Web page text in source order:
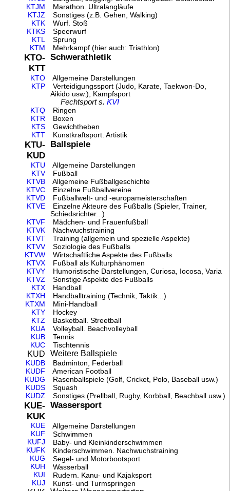
KTJM
Marathon. Ultralangläufe
KTJZ
Sonstiges (z.B. Gehen, Walking)
KTK
Wurf. Stoß
KTKS
Speerwurf
KTL
Sprung
KTM
Mehrkampf (hier auch: Triathlon)
KTO-
KTT
Schwerathletik
KTO
Allgemeine Darstellungen
KTP
Verteidigungssport (Judo, Karate, Taekwon-Do,
Aikido usw.), Kampfsport
Fechtsport s.KVI
KTQ
Ringen
KTR
Boxen
KTS
Gewichtheben
KTT
Kunstkraftsport. Artistik
KTU-
KUD
Ballspiele
KTU
Allgemeine Darstellungen
KTV
Fußball
KTVB
Allgemeine Fußballgeschichte
KTVC
Einzelne Fußballvereine
KTVD
Fußballwelt- und -europameisterschaften
KTVE
Einzelne Akteure des Fußballs (Spieler, Trainer,
Schiedsrichter...)
KTVF
Mädchen- und Frauenfußball
KTVK
Nachwuchstraining
KTVT
Training (allgemein und spezielle Aspekte)
KTVV
Soziologie des Fußballs
KTVW
Wirtschaftliche Aspekte des Fußballs
KTVX
Fußball als Kulturphänomen
KTVY
Humoristische Darstellungen, Curiosa, Iocosa, Varia
KTVZ
Sonstige Aspekte des Fußballs
KTX
Handball
KTXH
Handballtraining (Technik, Taktik...)
KTXM
Mini-Handball
KTY
Hockey
KTZ
Basketball. Streetball
KUA
Volleyball. Beachvolleyball
KUB
Tennis
KUC
Tischtennis
KUD Weitere Ballspiele
KUDB
Badminton, Federball
KUDF
American Football
KUDG
Rasenballspiele (Golf, Cricket, Polo, Baseball usw.)
KUDS
Squash
KUDZ
Sonstiges (Prellball, Rugby, Korbball, Beachball usw.)
KUE-
KUK
Wassersport
KUE
Allgemeine Darstellungen
KUF
Schwimmen
KUFJ
Baby- und Kleinkinderschwimmen
KUFK
Kinderschwimmen. Nachwuchstraining
KUG
Segel- und Motorbootsport
KUH
Wasserball
KUI
Rudern. Kanu- und Kajaksport
KUJ
Kunst- und Turmspringen